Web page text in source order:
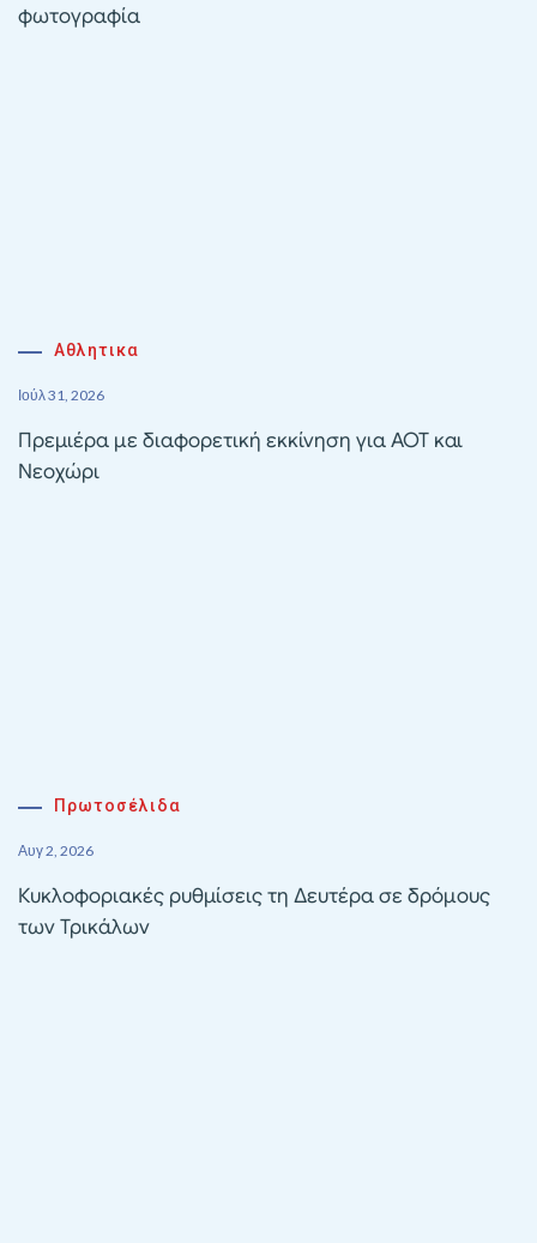
φωτογραφία
Αθλητικα
Ιούλ 31, 2026
Πρεμιέρα με διαφορετική εκκίνηση για ΑΟΤ και
Νεοχώρι
Πρωτοσέλιδα
Αυγ 2, 2026
Κυκλοφοριακές ρυθμίσεις τη Δευτέρα σε δρόμους
των Τρικάλων